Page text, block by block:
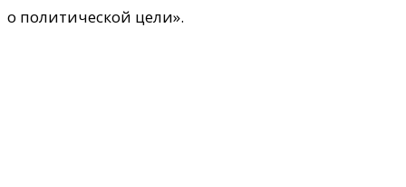
о политической цели».